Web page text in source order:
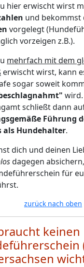
hier erwischt wirst
und bekommst
vorgelegt
vorzeigen z.B.).
mehrfach mit dem
erwischt wirst, kann
sogar soweit
schließt dann
Führung
als Hundehalter.
dich und deinen
dagegen
für
zurück nach oben
keinen